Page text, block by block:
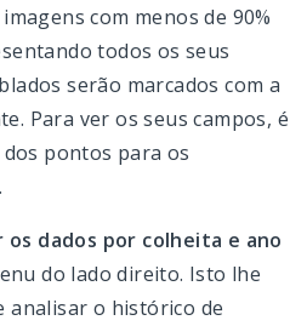
com menos de 90%
todos os seus
serão marcados com a
Para ver os seus campos, é
pontos para os
os dados por colheita e ano
do lado direito. Isto lhe
analisar o histórico de